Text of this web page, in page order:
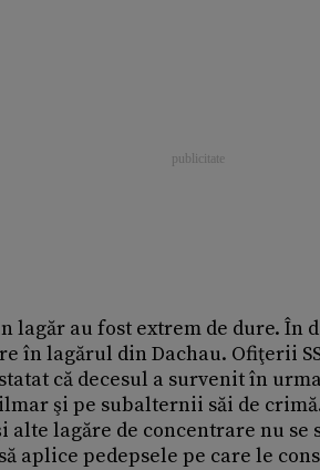
au fost extrem de dure. În
în lagărul din Dachau. Ofiţerii
că decesul a survenit în
şi pe subalternii săi de
alte lagăre de concentrare nu
aplice pedepsele pe care le